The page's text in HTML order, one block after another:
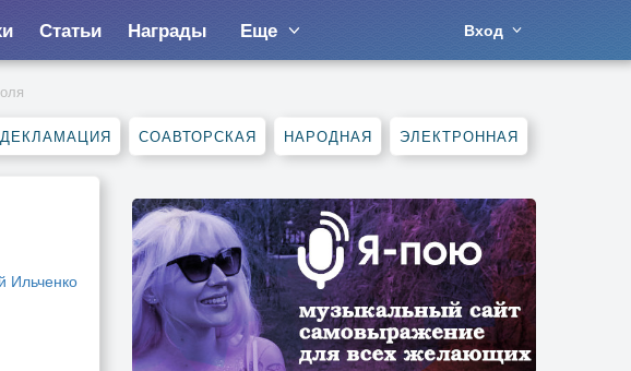
Статьи Награды Еще Вход
СОАВТОРСКАЯ НАРОДНАЯ ЭЛЕКТРОННАЯ
Ильченко